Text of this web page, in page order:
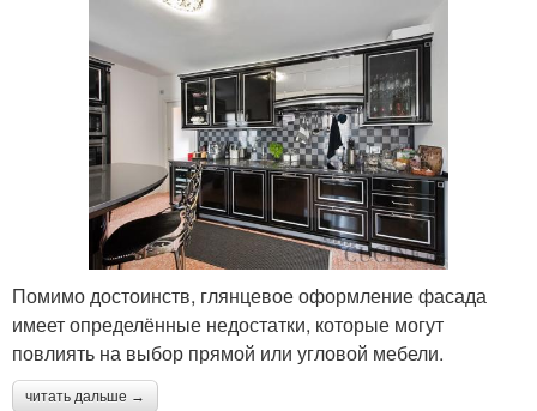
Помимо достоинств, глянцевое оформление фасада
имеет определённые недостатки, которые могут
повлиять на выбор прямой или угловой мебели.
читать дальше →